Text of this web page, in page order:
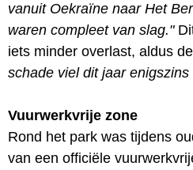
vanuit Oekraïne naar Het
waren compleet van slag."
iets minder overlast, aldus
schade viel dit jaar enigszins
Vuurwerkvrije zone
Rond het park was tijdens
van een officiële